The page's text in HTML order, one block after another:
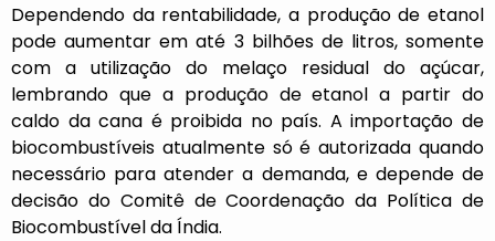
Dependendo da rentabilidade, a produção de etanol
pode aumentar em até 3 bilhões de litros, somente
com a utilização do melaço residual do açúcar,
lembrando que a produção de etanol a partir do
caldo da cana é proibida no país. A importação de
biocombustíveis atualmente só é autorizada quando
necessário para atender a demanda, e depende de
decisão do Comitê de Coordenação da Política de
Biocombustível da Índia.